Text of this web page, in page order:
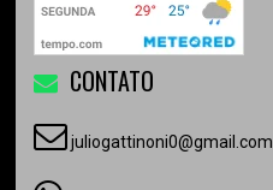
CONTATO
juliogattinoni0@gmail.com